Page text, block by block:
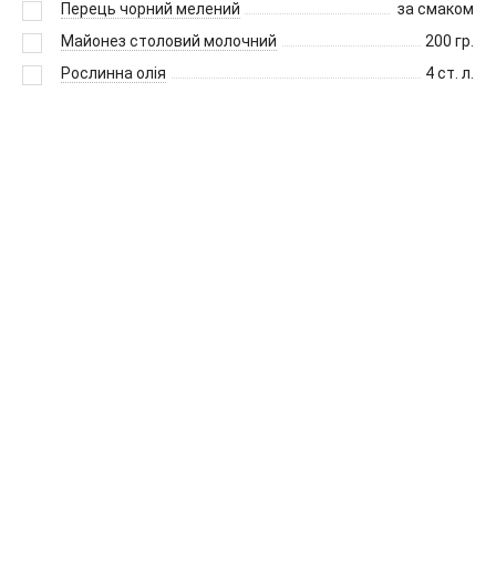
Перець чорний мелений
за смаком
Майонез столовий молочний
200 гр.
Рослинна олія
4ст. л.